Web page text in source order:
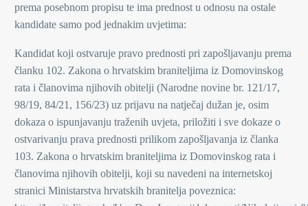
prema posebnom propisu te ima prednost u odnosu na ostale
kandidate samo pod jednakim uvjetima:
Kandidat koji ostvaruje pravo prednosti pri zapošljavanju prema
članku 102. Zakona o hrvatskim braniteljima iz Domovinskog
rata i članovima njihovih obitelji (Narodne novine br. 121/17,
98/19, 84/21, 156/23) uz prijavu na natječaj dužan je, osim
dokaza o ispunjavanju traženih uvjeta, priložiti i sve dokaze o
ostvarivanju prava prednosti prilikom zapošljavanja iz članka
103. Zakona o hrvatskim braniteljima iz Domovinskog rata i
članovima njihovih obitelji, koji su navedeni na internetskoj
stranici Ministarstva hrvatskih branitelja poveznica: